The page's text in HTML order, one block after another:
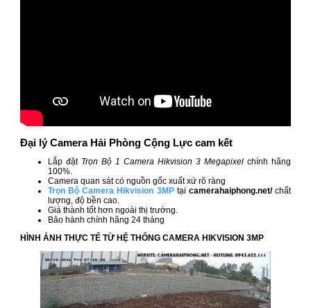
Đại lý Camera Hải Phòng Cộng Lực cam kết
Lắp đặt Trọn Bộ 1 Camera Hikvision 3 Megapixel chính hãng
100%.
Camera quan sát có nguồn gốc xuất xứ rõ ràng
Trọn Bộ Camera Hikvision 3MPtại camerahaiphong.net/chất
lượng, độ bền cao.
Giá thành tốt hơn ngoài thị trường.
Bảo hành chính hãng 24 tháng
HÌNH ẢNH THỰC TẾ TỪ HỆ THỐNG CAMERA HIKVISION 3MP